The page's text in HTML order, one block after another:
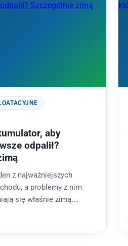
aby
odpalił?
z najważniejszych
a problemy z nim
się właśnie zimą.